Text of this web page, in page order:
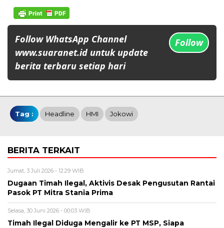
Follow WhatsApp Channel
www.suaranet.id untuk update
berita terbaru setiap hari
Follow
Tag : Headline HMI Jokowi
BERITA TERKAIT
Jumat, 3 Juli 2026 - 12:29 WIB
Dugaan Timah Ilegal, Aktivis Desak Pengusutan Rantai
Pasok PT Mitra Stania Prima
Selasa, 30 Juni 2026 - 00:03 WIB
Timah Ilegal Diduga Mengalir ke PT MSP, Siapa